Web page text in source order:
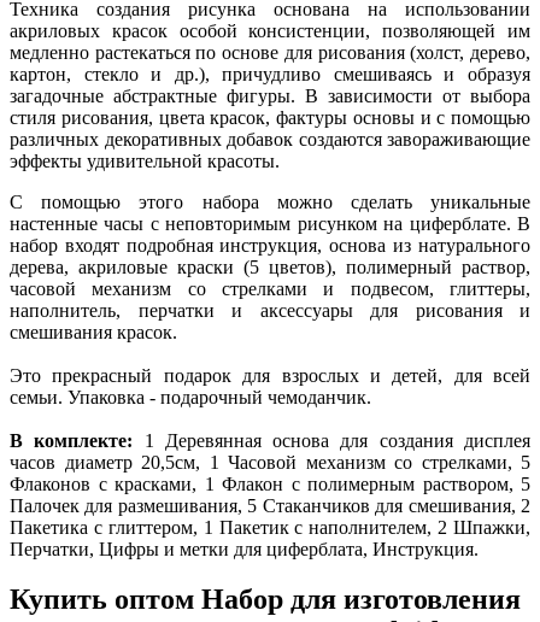
Техника создания рисунка основана на использовании
акриловых красок особой консистенции, позволяющей им
медленно растекаться по основе для рисования (холст, дерево,
картон, стекло и др.), причудливо смешиваясь и образуя
загадочные абстрактные фигуры. В зависимости от выбора
стиля рисования, цвета красок, фактуры основы и с помощью
различных декоративных добавок создаются завораживающие
эффекты удивительной красоты.
С помощью этого набора можно сделать уникальные
настенные часы с неповторимым рисунком на циферблате. В
набор входят подробная инструкция, основа из натурального
дерева, акриловые краски (5 цветов), полимерный раствор,
часовой механизм со стрелками и подвесом, глиттеры,
наполнитель, перчатки и аксессуары для рисования и
смешивания красок.
Это прекрасный подарок для взрослых и детей, для всей
семьи. Упаковка - подарочный чемоданчик.
В комплекте: 1 Деревянная основа для создания дисплея
часов диаметр 20,5см, 1 Часовой механизм со стрелками, 5
Флаконов с красками, 1 Флакон с полимерным раствором, 5
Палочек для размешивания, 5 Стаканчиков для смешивания, 2
Пакетика с глиттером, 1 Пакетик с наполнителем, 2 Шпажки,
Перчатки, Цифры и метки для циферблата, Инструкция.
Купить оптом Набор для изготовления